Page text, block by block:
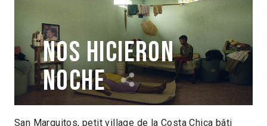
Nos hicieron
noche
San Marquitos, petit village de la Costa Chica bâti